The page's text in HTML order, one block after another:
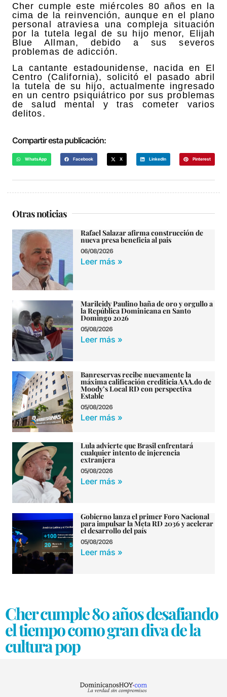
Cher cumple este miércoles 80 años en la
cima de la reinvención, aunque en el plano
personal atraviesa una compleja situación
por la tutela legal de su hijo menor, Elijah
Blue Allman, debido a sus severos
problemas de adicción.
La cantante estadounidense, nacida en El
Centro (California), solicitó el pasado abril
la tutela de su hijo, actualmente ingresado
en un centro psiquiátrico por sus problemas
de salud mental y tras cometer varios
delitos.
Compartir esta publicación:
WhatsApp Facebook X LinkedIn Pinterest
Otras noticias
Rafael Salazar afirma construcción de
nueva presa beneficia al pais
06/08/2026
Leer más »
Marileidy Paulino baña de oro y orgullo a
la República Dominicana en Santo
Domingo 2026
05/08/2026
Leer más »
Banreservas recibe nuevamente la
máxima calificación crediticia AAA.do de
Moody’s Local RD con perspectiva
Estable
05/08/2026
Leer más »
Lula advierte que Brasil enfrentará
cualquier intento de injerencia
extranjera
05/08/2026
Leer más »
Gobierno lanza el primer Foro Nacional
para impulsar la Meta RD 2036 y acelerar
el desarrollo del país
05/08/2026
Leer más »
Cher cumple 80 años desafiando
el tiempo como gran diva de la
cultura pop